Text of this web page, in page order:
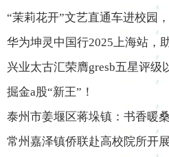
“茉莉花开”文艺直通车进校园
华为坤灵中国行2025上海站，
兴业太古汇荣膺gresb五星评
掘金a股“新王”！
泰州市姜堰区蒋垛镇：书香暖
常州嘉泽镇侨联赴高校院所开